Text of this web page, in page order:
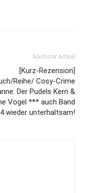
Nächster Artikel
[Kurz-Rezension]
Reihe/ Cosy-Crime
Der Pudels Kern &
Vogel *** auch Band
wieder unterhaltsam!